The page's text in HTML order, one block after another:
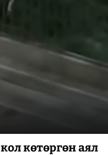
көтөргөн аял